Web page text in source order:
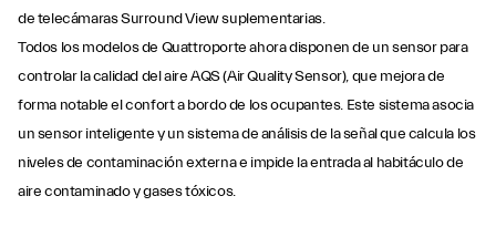
de telecámaras Surround View suplementarias.
Todos los modelos de Quattroporte ahora disponen de un sensor para
controlar la calidad del aire AQS (Air Quality Sensor), que mejora de
forma notable el confort a bordo de los ocupantes. Este sistema asocia
un sensor inteligente y un sistema de análisis de la señal que calcula los
niveles de contaminación externa e impide la entrada al habitáculo de
aire contaminado y gases tóxicos.